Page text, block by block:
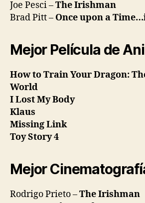
Joe Pesci –The Irishman
Brad Pitt – Once upon a
Mejor Película de
How to Train Your Dragon:
World
I Lost My Body
Klaus
Missing Link
Toy Story 4
Mejor
Rodrigo Prieto –The Irishman